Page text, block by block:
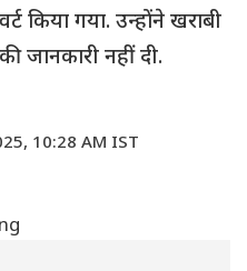
किया गया. उन्होंने खराबी
जानकारी नहीं दी.
10:28 AM IST